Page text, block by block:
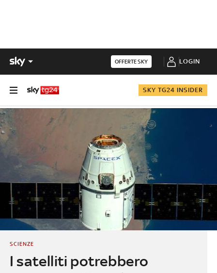
OFFERTE SKY LOGIN
SKY TG24 INSIDER
I satelliti potrebbero
SCIENZE